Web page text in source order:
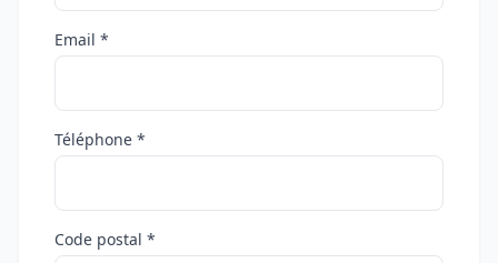
Email *
Téléphone *
Code postal *